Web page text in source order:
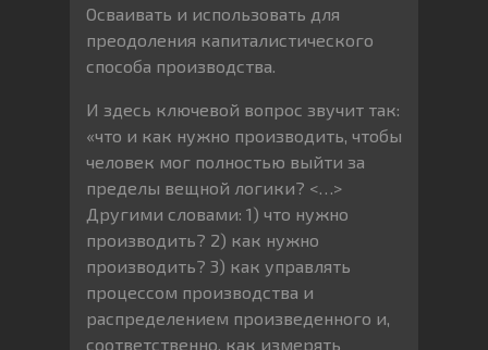
Осваивать и использовать для
преодоления капиталистического
способа производства.
И здесь ключевой вопрос звучит так:
«что и как нужно производить, чтобы
человек мог полностью выйти за
пределы вещной логики? <…>
Другими словами: 1) что нужно
производить? 2) как нужно
производить? 3) как управлять
процессом производства и
распределением произведенного и,
соответственно, как измерять